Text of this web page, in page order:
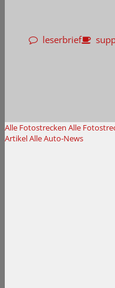
leserbrief
Alle Fotostrecken Alle
ArtikelAlle Auto-News